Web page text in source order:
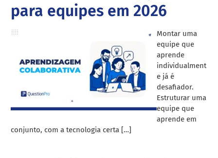
para equipes em 2026
Montar uma
equipe que
aprende
individualment
e já é
desafiador.
Estruturar uma
equipe que
aprende em
conjunto, com a tecnologia certa […]